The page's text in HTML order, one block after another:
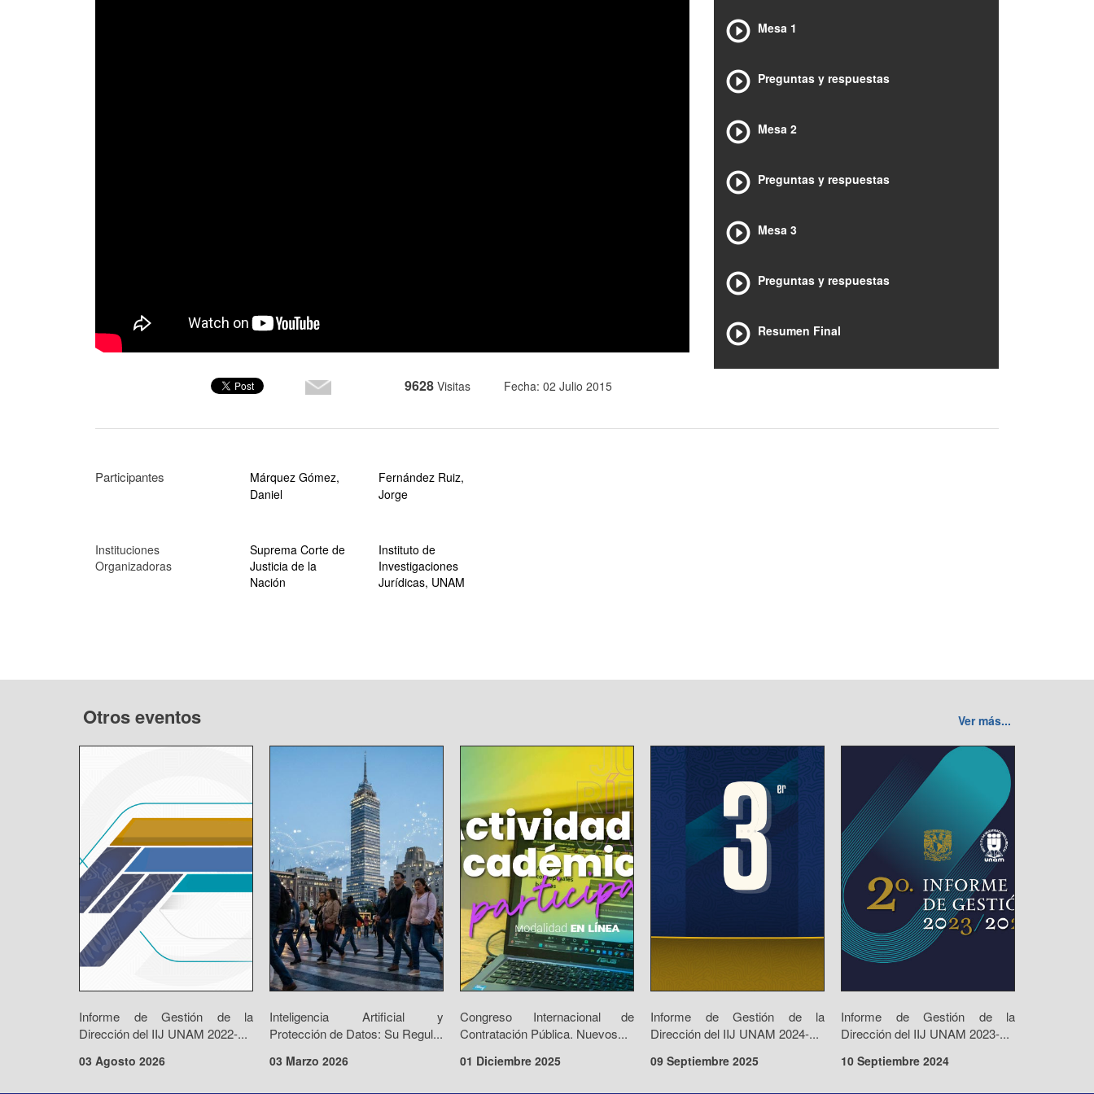
9628 Visitas Fecha: 02 Julio 2015
Mesa 1
Preguntas y respuestas
Mesa 2
Preguntas y respuestas
Mesa 3
Preguntas y respuestas
Resumen Final
Participantes
Márquez Gómez,
Daniel
Fernández Ruiz,
Jorge
Instituciones
Organizadoras
Suprema Corte de
Justicia de la
Nación
Instituto de
Investigaciones
Jurídicas, UNAM
Otros eventos Ver más...
Informe de Gestión de la
Dirección del IIJ UNAM 2022-...
03 Agosto 2026
Inteligencia Artificial y
Protección de Datos: Su Regul...
03 Marzo 2026
Congreso Internacional de
Contratación Pública. Nuevos...
01 Diciembre 2025
Informe de Gestión de la
Dirección del IIJ UNAM 2024-...
09 Septiembre 2025
Informe de Gestión de la
Dirección del IIJ UNAM 2023-...
10 Septiembre 2024